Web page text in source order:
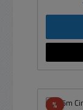
%Rabatt